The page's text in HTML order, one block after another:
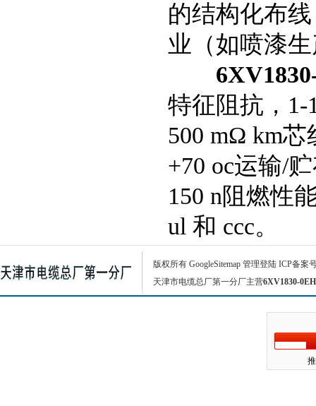
的结构化布
业（如喷漆
特征阻抗，1-
500 mΩ km芯
+70 oc运输/
150 n阻燃性
ul 和 ccc。
版权所有 GoogleSitemap 管理登陆 ICP备案
天津市电缆总厂第一分厂主营6XV1830-